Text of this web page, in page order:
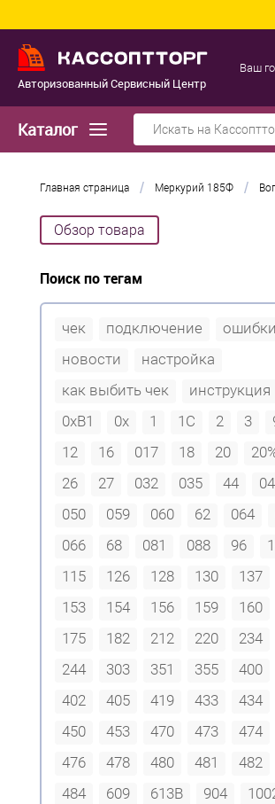
Авторизованный Сервисный Центр
Ваш
Каталог
Главная страница / Меркурий 185Ф /
Обзор товара
Поиск по тегам
чек подключение
ошибки
новости
настройка
как выбить чек
инструкция
0xB1
0х 1 1С 2 3
12
16 017 18 20
26
27 032 035 44
050
059 060 62 064
066
68 081 088 96
115
126 128 130 137
153
154 156 159 160
175
182 212 220 234
244
303 351 355 400
402
405 419 433 434
450
453 470 473 474
476
478 480 481 482
484
609 613В 904